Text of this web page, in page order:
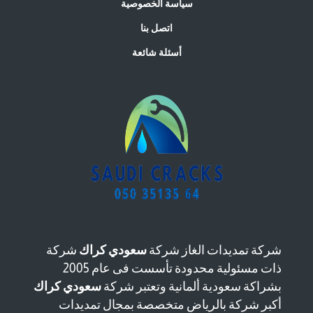
سياسة الخصوصية
اتصل بنا
أسئلة شائعة
شركة تمديدات الغاز شركة سعودي كراك شركة
ذات مسئولية محدودة تأسست فى عام 2005
بشراكة سعودية ألمانية وتعتبر شركة سعودي كراك
أكبر شركة بالرياض متخصصة بمجال تمديدات